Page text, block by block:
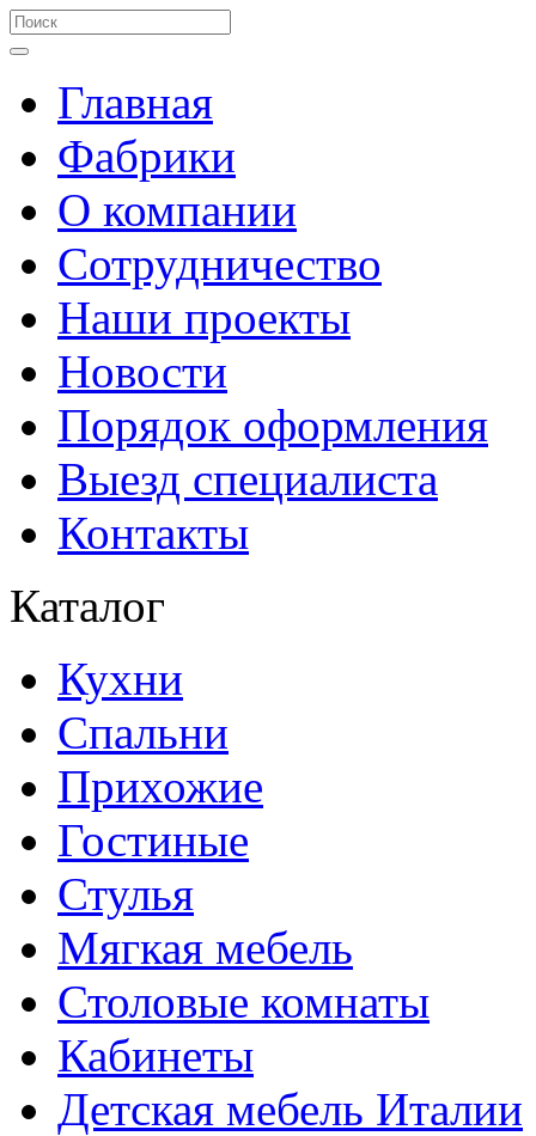
Главная
Фабрики
О компании
Сотрудничество
Наши проекты
Новости
Порядок оформления
Выезд специалиста
Контакты
Каталог
Кухни
Спальни
Прихожие
Гостиные
Стулья
Мягкая мебель
Столовые комнаты
Кабинеты
Детская мебель Италии